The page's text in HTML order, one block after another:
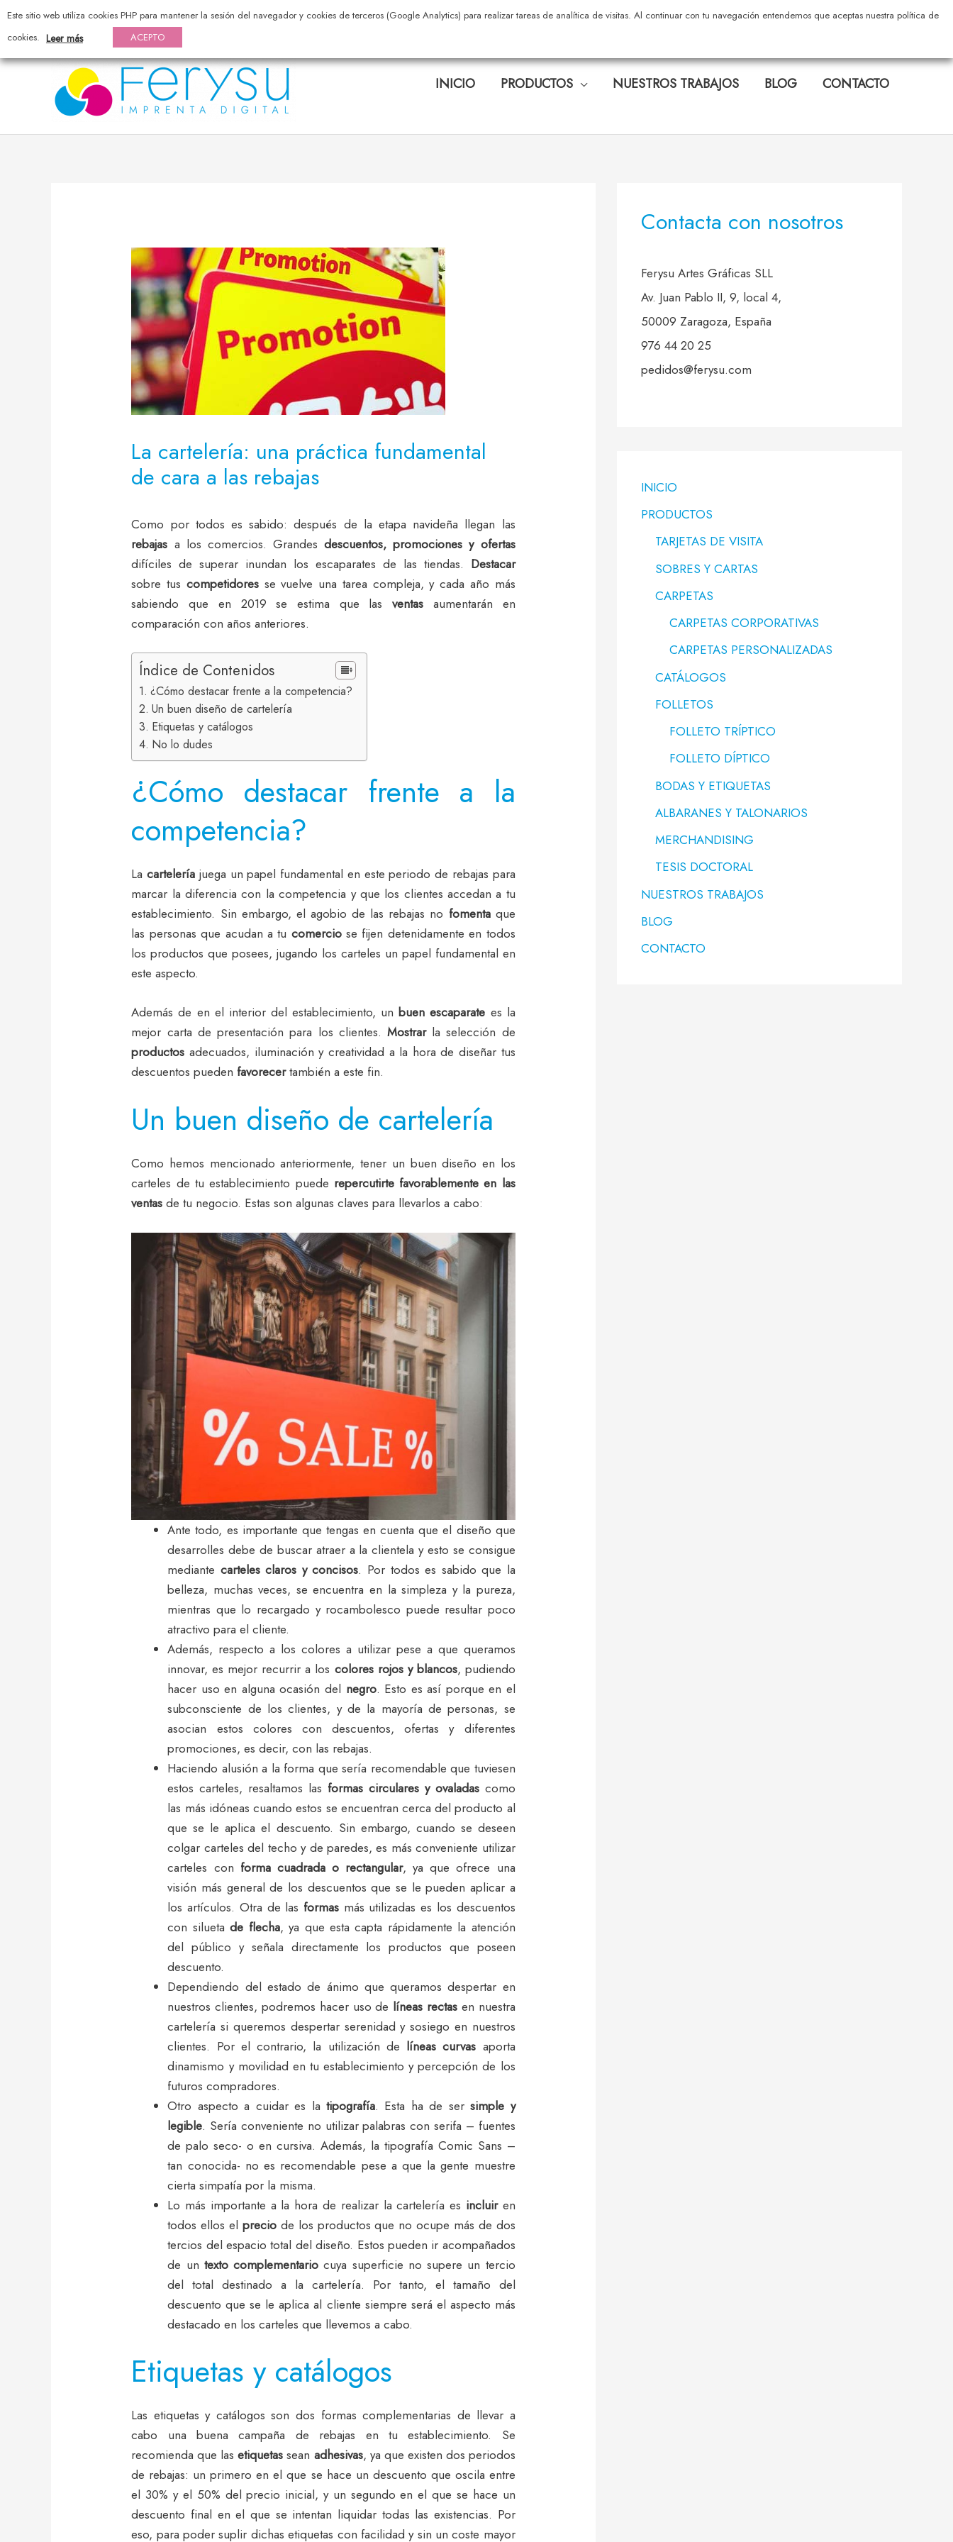
976 44 20 25 — pedidos@ferysu.com
INICIO PRODUCTOS NUESTROS TRABAJOS BLOG CONTACTO
La cartelería: una práctica fundamental
de cara a las rebajas
Como por todos es sabido: después de la etapa navideña llegan las
rebajas a los comercios. Grandesdescuentos, promociones y ofertas
difíciles de superar inundan los escaparates de las tiendas. Destacar
sobre tus competidoresse vuelve una tarea compleja, y cada año más
sabiendo que en 2019 se estima que lasventas aumentarán en
comparación con años anteriores.
Índice de Contenidos
¿Cómo destacar frente a la competencia?
Un buen diseño de cartelería
Etiquetas y catálogos
No lo dudes
¿Cómo destacar frente a la
competencia?
Lacartelería juega un papel fundamental en este periodo de rebajas para
marcar la diferencia con la competencia y que los clientes accedan a tu
establecimiento. Sin embargo, el agobio de las rebajas no fomentaque
las personas que acudan a tu comerciose fijen detenidamente en todos
los productos que posees, jugando los carteles un papel fundamental en
este aspecto.
Además de en el interior del establecimiento, unbuen escaparate es la
mejor carta de presentación para los clientes. Mostrarla selección de
productos adecuados, iluminación y creatividad a la hora de diseñar tus
descuentos pueden favorecertambién a este fin.
Un buen diseño de cartelería
Como hemos mencionado anteriormente, tener un buen diseño en los
carteles de tu establecimiento puede repercutirte favorablemente en las
ventas de tu negocio. Estas son algunas claves para llevarlos a cabo:
Ante todo, es importante que tengas en cuenta que el diseño que
desarrolles debe de buscar atraer a la clientela y esto se consigue
mediante carteles claros y concisos. Por todos es sabido que la
belleza, muchas veces, se encuentra en la simpleza y la pureza,
mientras que lo recargado y rocambolesco puede resultar poco
atractivo para el cliente.
Además, respecto a los colores a utilizar pese a que queramos
innovar, es mejor recurrir a los colores rojos y blancos, pudiendo
hacer uso en alguna ocasión del negro. Esto es así porque en el
subconsciente de los clientes, y de la mayoría de personas, se
asocian estos colores con descuentos, ofertas y diferentes
promociones, es decir, con las rebajas.
Haciendo alusión a la forma que sería recomendable que tuviesen
estos carteles, resaltamos las formas circulares y ovaladascomo
las más idóneas cuando estos se encuentran cerca del producto al
que se le aplica el descuento. Sin embargo, cuando se deseen
colgar carteles del techo y de paredes, es más conveniente utilizar
carteles con forma cuadrada o rectangular, ya que ofrece una
visión más general de los descuentos que se le pueden aplicar a
los artículos. Otra de las formas más utilizadas es los descuentos
con siluetade flecha, ya que esta capta rápidamente la atención
del público y señala directamente los productos que poseen
descuento.
Dependiendo del estado de ánimo que queramos despertar en
nuestros clientes, podremos hacer uso de líneas rectas en nuestra
cartelería si queremos despertar serenidad y sosiego en nuestros
clientes. Por el contrario, la utilización de líneas curvas aporta
dinamismo y movilidad en tu establecimiento y percepción de los
futuros compradores.
Otro aspecto a cuidar es la tipografía. Esta ha de sersimple y
legible. Sería conveniente no utilizar palabras con serifa – fuentes
de palo seco- o en cursiva. Además, la tipografía Comic Sans –
tan conocida- no es recomendable pese a que la gente muestre
cierta simpatía por la misma.
Lo más importante a la hora de realizar la cartelería es incluiren
todos ellos el preciode los productos que no ocupe más de dos
tercios del espacio total del diseño. Estos pueden ir acompañados
de un texto complementario cuya superficie no supere un tercio
del total destinado a la cartelería. Por tanto, el tamaño del
descuento que se le aplica al cliente siempre será el aspecto más
destacado en los carteles que llevemos a cabo.
Etiquetas y catálogos
Las etiquetas y catálogos son dos formas complementarias de llevar a
cabo una buena campaña de rebajas en tu establecimiento. Se
recomienda que lasetiquetas sean adhesivas, ya que existen dos periodos
de rebajas: un primero en el que se hace un descuento que oscila entre
el 30% y el 50% del precio inicial, y un segundo en el que se hace un
descuento final en el que se intentan liquidar todas las existencias. Por
eso, para poder suplir dichas etiquetas con facilidad y sin un coste mayor
Contacta con nosotros
Ferysu Artes Gráficas SLL
Av. Juan Pablo II, 9, local 4,
50009 Zaragoza, España
976 44 20 25
pedidos@ferysu.com
INICIO
PRODUCTOS
TARJETAS DE VISITA
SOBRES Y CARTAS
CARPETAS
CARPETAS CORPORATIVAS
CARPETAS PERSONALIZADAS
CATÁLOGOS
FOLLETOS
FOLLETO TRÍPTICO
FOLLETO DÍPTICO
BODAS Y ETIQUETAS
ALBARANES Y TALONARIOS
MERCHANDISING
TESIS DOCTORAL
NUESTROS TRABAJOS
BLOG
CONTACTO
Este sitio web utiliza cookies PHP para mantener la sesión del navegador y cookies de terceros (Google Analytics) para realizar tareas de analítica de visitas. Al continuar con tu navegación entendemos que aceptas nuestra política de
cookies. Leer más ACEPTO